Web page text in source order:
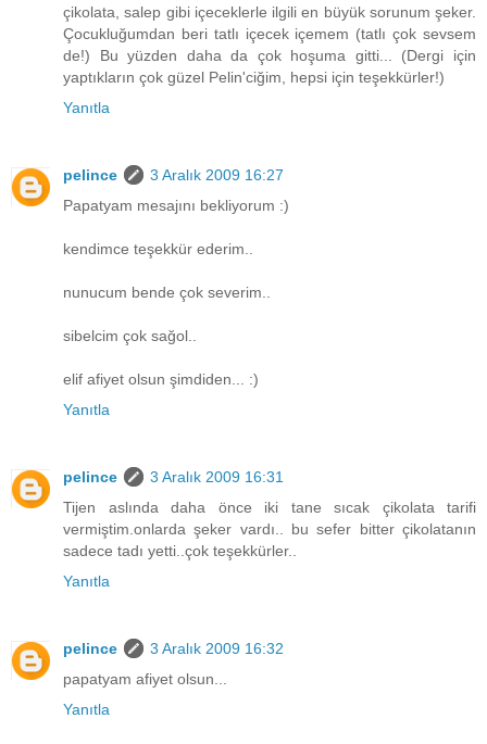
çikolata, salep gibi içeceklerle ilgili en büyük sorunum şeker.
Çocukluğumdan beri tatlı içecek içemem (tatlı çok sevsem
de!) Bu yüzden daha da çok hoşuma gitti... (Dergi için
yaptıkların çok güzel Pelin'ciğim, hepsi için teşekkürler!)
Yanıtla
pelince
3 Aralık 2009 16:27
Papatyam mesajını bekliyorum :)
kendimce teşekkür ederim..
nunucum bende çok severim..
sibelcim çok sağol..
elif afiyet olsun şimdiden... :)
Yanıtla
pelince
3 Aralık 2009 16:31
Tijen aslında daha önce iki tane sıcak çikolata tarifi
vermiştim.onlarda şeker vardı.. bu sefer bitter çikolatanın
sadece tadı yetti..çok teşekkürler..
Yanıtla
pelince
3 Aralık 2009 16:32
papatyam afiyet olsun...
Yanıtla